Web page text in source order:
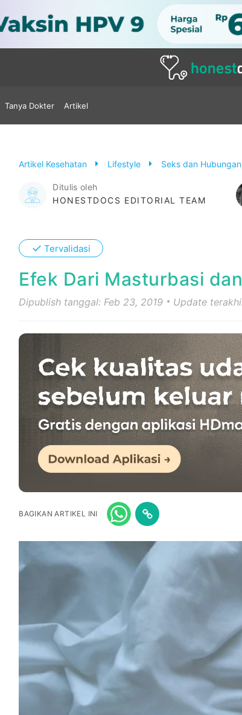
Tanya Dokter Artikel
Artikel Kesehatan Lifestyle Seks dan Hubungan
Ditulis oleh
HONESTDOCS EDITORIAL TEAM
✓ Tervalidasi
Efek Dari Masturbasi
Dipublish tanggal: Feb 23, 2019 Update
BAGIKAN ARTIKEL INI